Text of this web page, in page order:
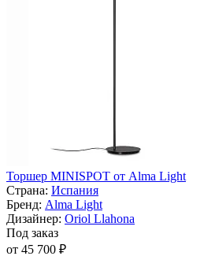
Торшер MINISPOT от Alma Light
Страна: Испания
Бренд: Alma Light
Дизайнер: Oriol Llahona
Под заказ
от 45 700 ₽